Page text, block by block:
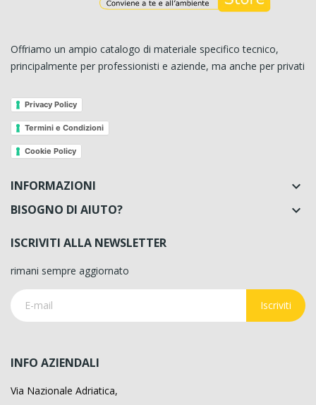
Offriamo un ampio catalogo di materiale specifico tecnico,
principalmente per professionisti e aziende, ma anche per privati
Privacy Policy
Termini e Condizioni
Cookie Policy
INFORMAZIONI 
BISOGNO DI AIUTO? 
ISCRIVITI ALLA NEWSLETTER
rimani sempre aggiornato
Iscriviti
INFO AZIENDALI
Via Nazionale Adriatica,